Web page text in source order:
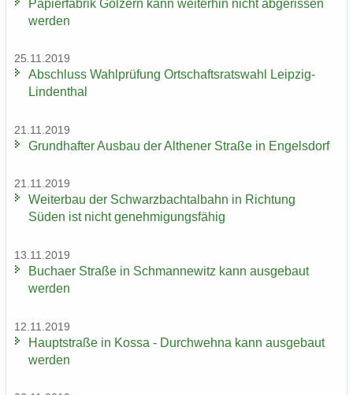
Pa­pier­fa­brik Golz­ern kann wei­ter­hin nicht ab­ge­ris­sen
wer­den
25.11.2019
Ab­schluss Wahl­prü­fung Ort­schafts­rats­wahl Leipzig-​
Lindenthal
21.11.2019
Grund­haf­ter Aus­bau der Alt­he­ner Stra­ße in En­gels­dorf
21.11.2019
Wei­ter­bau der Schwarz­bach­tal­bahn in Rich­tung
Süden ist nicht ge­neh­mi­gungs­fä­hig
13.11.2019
Bu­ch­a­er Stra­ße in Sch­man­ne­witz kann aus­ge­baut
wer­den
12.11.2019
Haupt­stra­ße in Kossa - Durch­weh­na kann aus­ge­baut
wer­den